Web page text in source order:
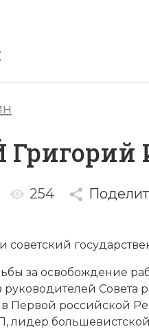
254
за освобождение
Совета
Первой российской
лидер